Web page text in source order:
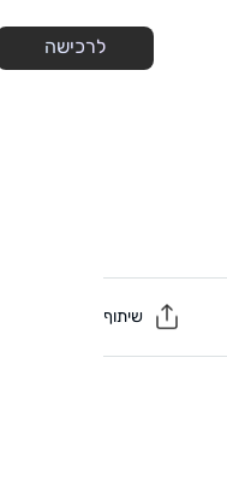
לרכישה